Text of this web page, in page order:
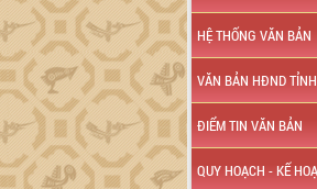
HỆ THỐNG VĂN BẢN
VĂN BẢN HĐND TỈNH
ĐIỂM TIN VĂN BẢN
QUY HOẠCH - KẾ